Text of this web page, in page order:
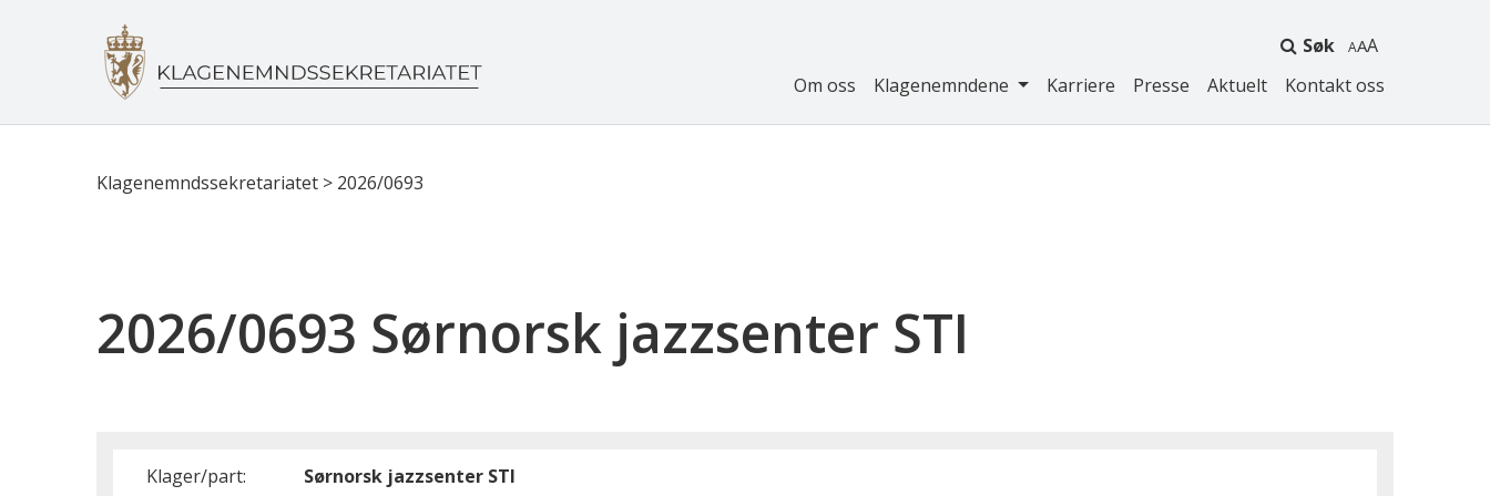
Søk A
Om oss Klagenemndene Karriere Presse Aktuelt Kontakt oss
Klagenemndssekretariatet > 2026/0693
2026/0693 Sørnorsk jazzsenter STI
Klager/part: Sørnorsk jazzsenter STI